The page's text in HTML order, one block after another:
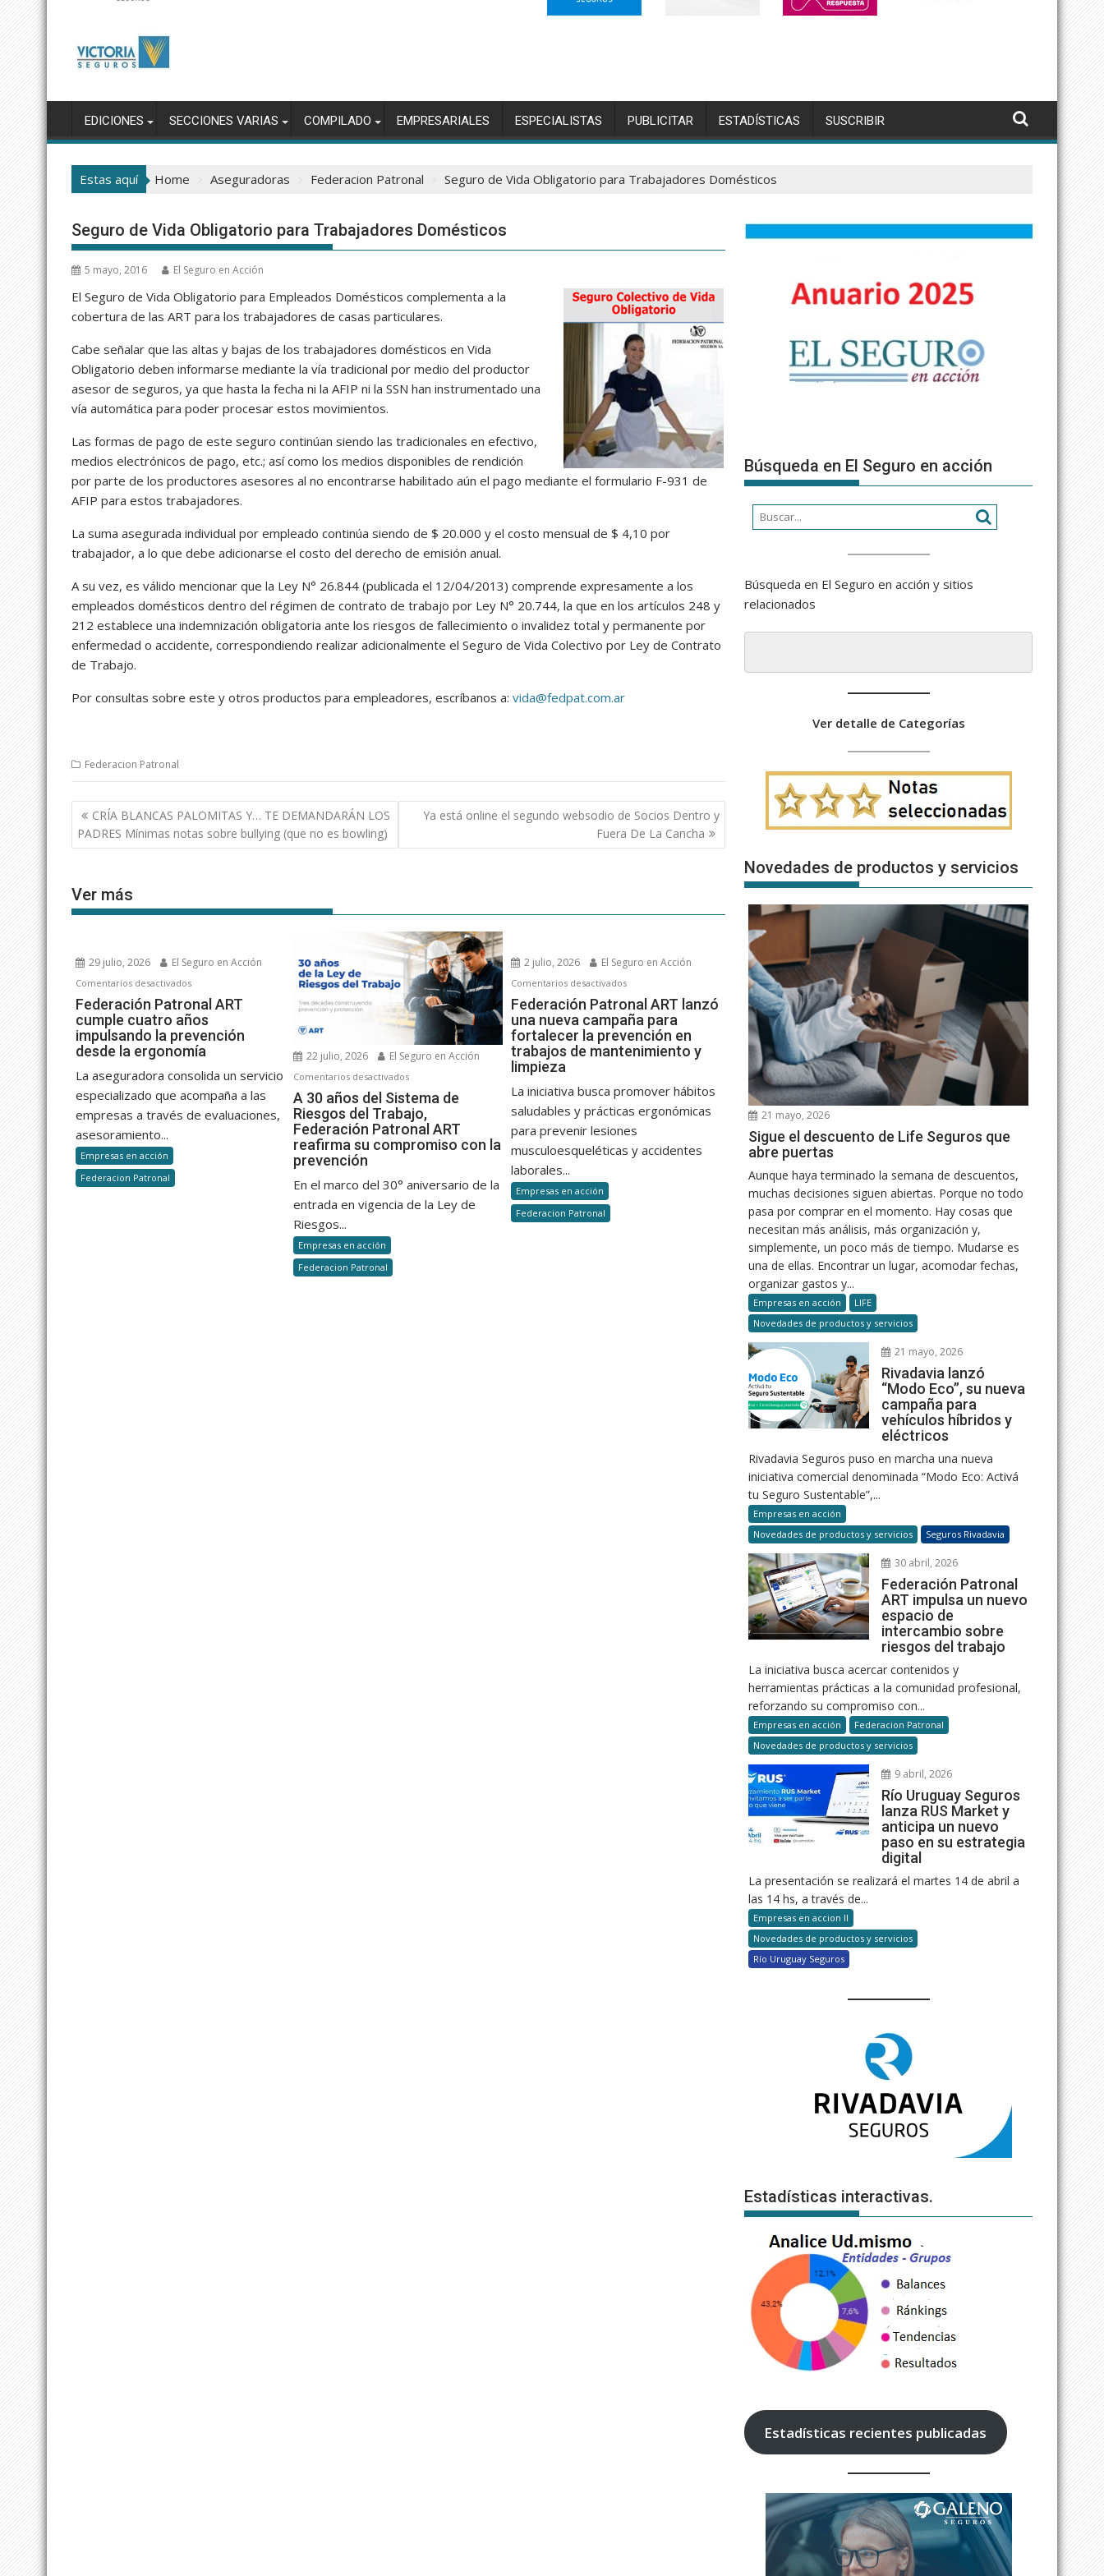
EDICIONES SECCIONES VARIAS COMPILADO EMPRESARIALES ESPECIALISTAS PUBLICITAR ESTADÍSTICAS SUSCRIBIR
Estas aquí Home Aseguradoras Federacion Patronal Seguro de Vida Obligatorio para Trabajadores Domésticos
Seguro de Vida Obligatorio para Trabajadores Domésticos
5 mayo, 2016 El Seguro en Acción
El Seguro de Vida Obligatorio para Empleados Domésticos complementa a la
cobertura de las ART para los trabajadores de casas particulares.
Cabe señalar que las altas y bajas de los trabajadores domésticos en Vida
Obligatorio deben informarse mediante la vía tradicional por medio del productor
asesor de seguros, ya que hasta la fecha ni la AFIP ni la SSN han instrumentado una
vía automática para poder procesar estos movimientos.
Las formas de pago de este seguro continúan siendo las tradicionales en efectivo,
medios electrónicos de pago, etc.; así como los medios disponibles de rendición
por parte de los productores asesores al no encontrarse habilitado aún el pago mediante el formulario F-931 de
AFIP para estos trabajadores.
La suma asegurada individual por empleado continúa siendo de $ 20.000 y el costo mensual de $ 4,10 por
trabajador, a lo que debe adicionarse el costo del derecho de emisión anual.
A su vez, es válido mencionar que la Ley N° 26.844 (publicada el 12/04/2013) comprende expresamente a los
empleados domésticos dentro del régimen de contrato de trabajo por Ley N° 20.744, la que en los artículos 248 y
212 establece una indemnización obligatoria ante los riesgos de fallecimiento o invalidez total y permanente por
enfermedad o accidente, correspondiendo realizar adicionalmente el Seguro de Vida Colectivo por Ley de Contrato
de Trabajo.
Por consultas sobre este y otros productos para empleadores, escríbanos a: vida@fedpat.com.ar
Federacion Patronal
Navegación
de
entradas
CRÍA BLANCAS PALOMITAS Y… TE DEMANDARÁN LOS
PADRES Mínimas notas sobre bullying (que no es bowling)
Ya está online el segundo websodio de Socios Dentro y
Fuera De La Cancha
Ver más
29 julio, 2026 El Seguro en Acción
Comentarios desactivadosen
Federación
Patronal
ART
cumple
cuatro
años
impulsando
Federación Patronal ART
cumple cuatro años
impulsando la prevención
desde la ergonomía
La aseguradora consolida un servicio
especializado que acompaña a las
empresas a través de evaluaciones,
asesoramiento...
Empresas en acción
Federacion Patronal
22 julio, 2026 El Seguro en Acción
Comentarios desactivadosen
A
30
años
del
de
Riesgos
A 30 años del Sistema de
Riesgos del Trabajo,
Federación Patronal ART
reafirma su compromiso con la
prevención
En el marco del 30° aniversario de la
entrada en vigencia de la Ley de
Riesgos...
Empresas en acción
Federacion Patronal
2 julio, 2026 El Seguro en Acción
Comentarios desactivadosen
Federación
Patronal
ART
lanzó
nueva
campaña
para
fortalecer
Federación Patronal ART lanzó
una nueva campaña para
fortalecer la prevención en
trabajos de mantenimiento y
limpieza
La iniciativa busca promover hábitos
saludables y prácticas ergonómicas
para prevenir lesiones
musculoesqueléticas y accidentes
laborales...
Empresas en acción
Federacion Patronal
Búsqueda en El Seguro en acción
Búsqueda en El Seguro en acción y sitios
relacionados
Ver detalle de Categorías
Novedades de productos y servicios
21 mayo, 2026
Sigue el descuento de Life Seguros que
abre puertas
Aunque haya terminado la semana de descuentos,
muchas decisiones siguen abiertas. Porque no todo
pasa por comprar en el momento. Hay cosas que
necesitan más análisis, más organización y,
simplemente, un poco más de tiempo. Mudarse es
una de ellas. Encontrar un lugar, acomodar fechas,
organizar gastos y...
Empresas en acción
LIFE
Novedades de productos y servicios
21 mayo, 2026
Rivadavia lanzó
“Modo Eco”, su nueva
campaña para
vehículos híbridos y
eléctricos
Rivadavia Seguros puso en marcha una nueva
iniciativa comercial denominada “Modo Eco: Activá
tu Seguro Sustentable”,...
Empresas en acción
Novedades de productos y servicios
Seguros Rivadavia
30 abril, 2026
Federación Patronal
ART impulsa un nuevo
espacio de
intercambio sobre
riesgos del trabajo
La iniciativa busca acercar contenidos y
herramientas prácticas a la comunidad profesional,
reforzando su compromiso con...
Empresas en acción
Federacion Patronal
Novedades de productos y servicios
9 abril, 2026
Río Uruguay Seguros
lanza RUS Market y
anticipa un nuevo
paso en su estrategia
digital
La presentación se realizará el martes 14 de abril a
las 14 hs, a través de...
Empresas en accion II
Novedades de productos y servicios
Río Uruguay Seguros
Estadísticas interactivas.
Estadísticas recientes publicadas